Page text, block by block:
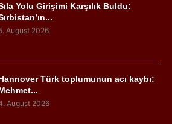
Yolu Girişimi Karşılık Buldu:
August 2026
Türk toplumunun acı kaybı:
August 2026